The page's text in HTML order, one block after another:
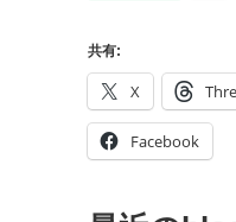
共有:
X
Facebook